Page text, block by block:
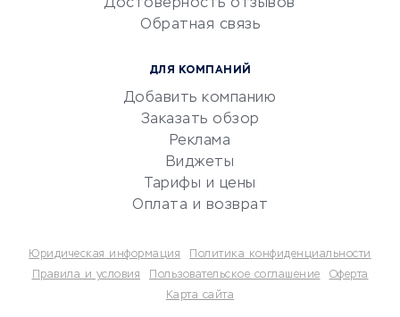
документооборот
Юридические компании
Бухгалтерия онлайн
Потребительские кредиты
Достоверность отзывов
Обратная связь
ДЛЯ КОМПАНИЙ
Добавить компанию
Заказать обзор
Реклама
Виджеты
Тарифы и цены
Оплата и возврат
Юридическая информация
Политика конфиденциальности
Правила и условия
Пользовательское соглашение
Оферта
Карта сайта